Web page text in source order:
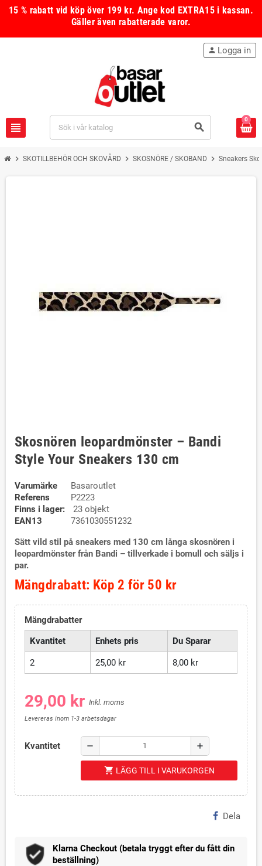
15 % rabatt vid köp över 199 kr. Ange kod EXTRA15i kassan.
Gäller även rabatterade varor.
view_headline search
person Logga in
0
chevron_right SKOTILLBEHÖR OCH SKOVÅRD chevron_right SKOSNÖRE / SKOBAND chevron_right Sneakers
Skosnören leopardmönster – Bandi
Style Your Sneakers 130 cm
Varumärke
Basaroutlet
Referens
P2223
Finns i lager:
23 objekt
EAN13
7361030551232
Sätt vild stil på sneakers med 130 cm långa skosnören i
leopardmönster från Bandi – tillverkade i bomull och säljs i
par.
Mängdrabatt: Köp 2 för 50 kr
Mängdrabatter
Kvantitet
Enhets pris Du Sparar
2 25,00 kr 8,00 kr
29,00 kr Inkl. moms
Levereras inom 1-3 arbetsdagar
Kvantitet remove add
shopping_cart LÄGG TILL I VARUKORGEN
Dela
Klarna Checkout (betala tryggt efter du fått din
beställning)